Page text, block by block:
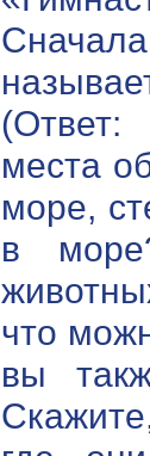
места
море,
в
что
вы